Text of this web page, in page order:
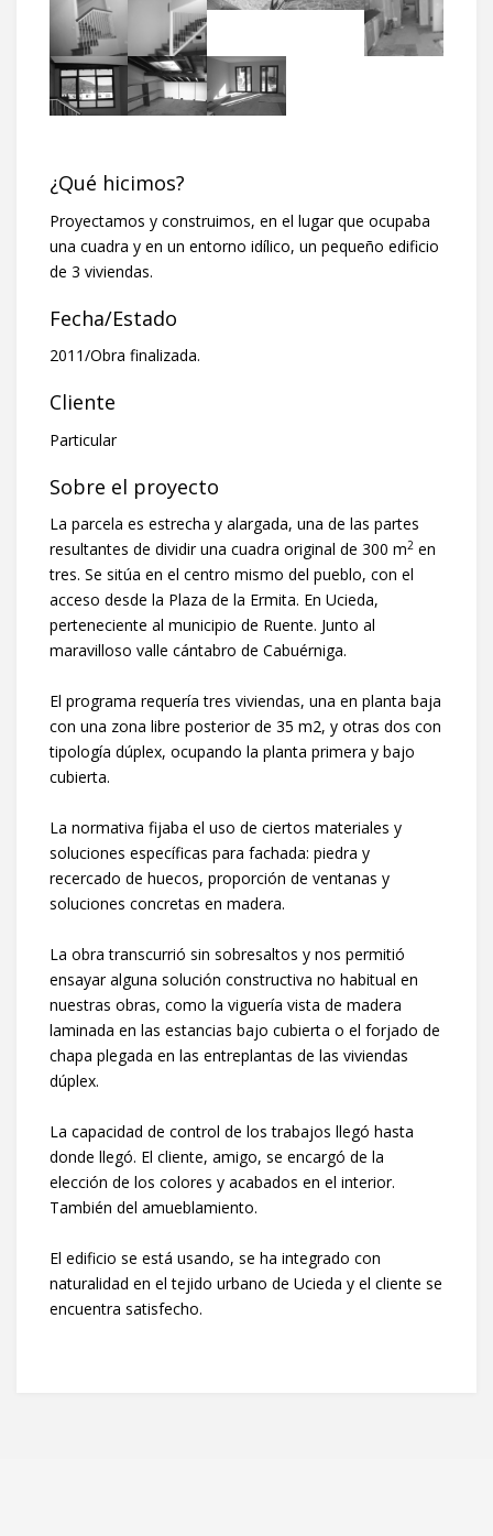
¿Qué hicimos?
Proyectamos y construimos, en el lugar que ocupaba
una cuadra y en un entorno idílico, un pequeño edificio
de 3 viviendas.
Fecha/Estado
2011/Obra finalizada.
Cliente
Particular
Sobre el proyecto
La parcela es estrecha y alargada, una de las partes
resultantes de dividir una cuadra original de 300 m2 en
tres. Se sitúa en el centro mismo del pueblo, con el
acceso desde la Plaza de la Ermita. En Ucieda,
perteneciente al municipio de Ruente. Junto al
maravilloso valle cántabro de Cabuérniga.
El programa requería tres viviendas, una en planta baja
con una zona libre posterior de 35 m2, y otras dos con
tipología dúplex, ocupando la planta primera y bajo
cubierta.
La normativa fijaba el uso de ciertos materiales y
soluciones específicas para fachada: piedra y
recercado de huecos, proporción de ventanas y
soluciones concretas en madera.
La obra transcurrió sin sobresaltos y nos permitió
ensayar alguna solución constructiva no habitual en
nuestras obras, como la viguería vista de madera
laminada en las estancias bajo cubierta o el forjado de
chapa plegada en las entreplantas de las viviendas
dúplex.
La capacidad de control de los trabajos llegó hasta
donde llegó. El cliente, amigo, se encargó de la
elección de los colores y acabados en el interior.
También del amueblamiento.
El edificio se está usando, se ha integrado con
naturalidad en el tejido urbano de Ucieda y el cliente se
encuentra satisfecho.